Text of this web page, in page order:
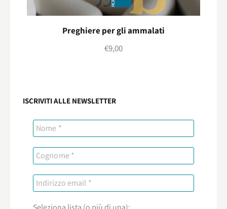
Preghiere per gli ammalati
€9,00
ISCRIVITI ALLE NEWSLETTER